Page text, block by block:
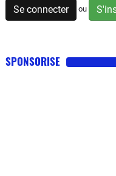
Se connecter ou
SPONSORISE